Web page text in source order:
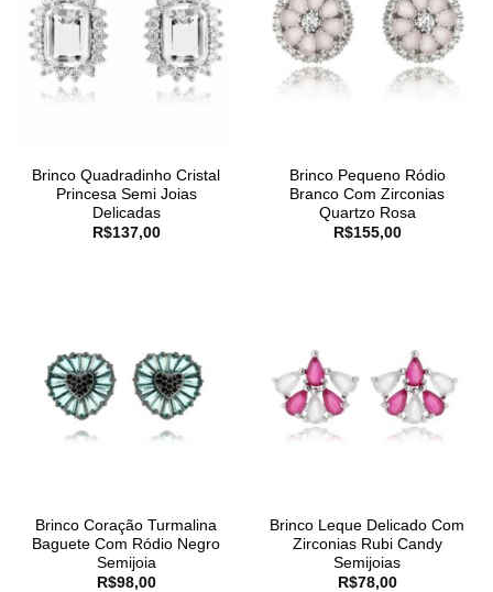
Brinco Quadradinho Cristal
Princesa Semi Joias
Delicadas
R$137,00
Brinco Pequeno Ródio
Branco Com Zirconias
Quartzo Rosa
R$155,00
Brinco Coração Turmalina
Baguete Com Ródio Negro
Semijoia
R$98,00
Brinco Leque Delicado Com
Zirconias Rubi Candy
Semijoias
R$78,00